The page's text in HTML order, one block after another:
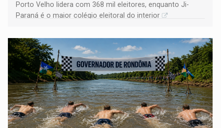
Porto Velho lidera com 368 mil eleitores, enquanto Ji-
Paraná é o maior colégio eleitoral do interior